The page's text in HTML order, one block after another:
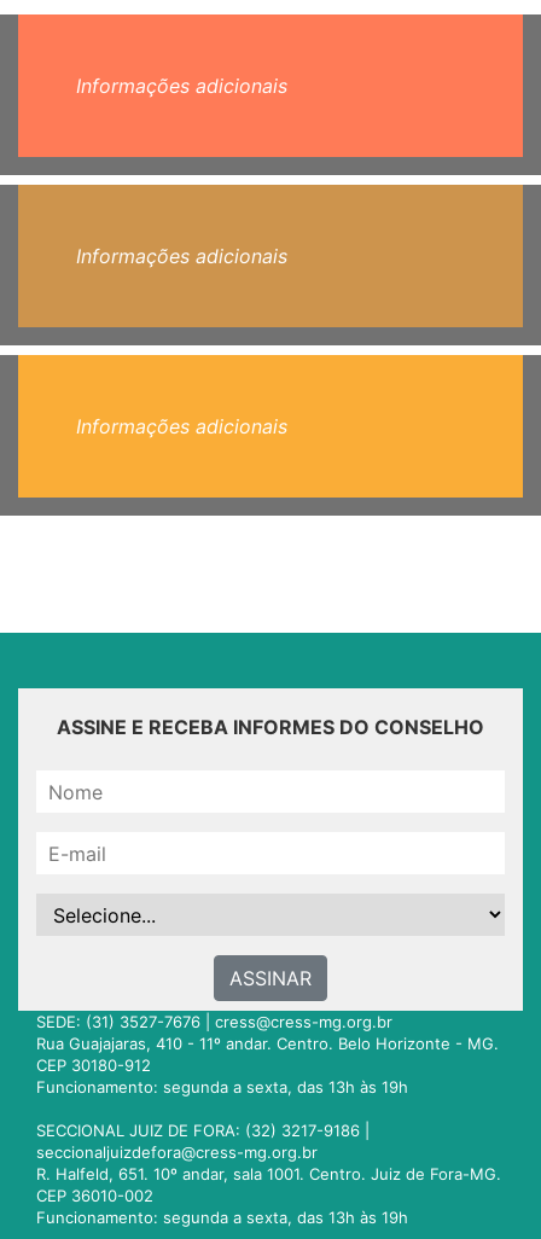
Informações adicionais
Informações adicionais
Informações adicionais
ASSINE E RECEBA INFORMES DO CONSELHO
ASSINAR
SEDE: (31) 3527-7676 | cress@cress-mg.org.br
Rua Guajajaras, 410 - 11º andar. Centro. Belo Horizonte - MG.
CEP 30180-912
Funcionamento: segunda a sexta, das 13h às 19h
SECCIONAL JUIZ DE FORA: (32) 3217-9186 |
seccionaljuizdefora@cress-mg.org.br
R. Halfeld, 651. 10º andar, sala 1001. Centro. Juiz de Fora-MG.
CEP 36010-002
Funcionamento: segunda a sexta, das 13h às 19h